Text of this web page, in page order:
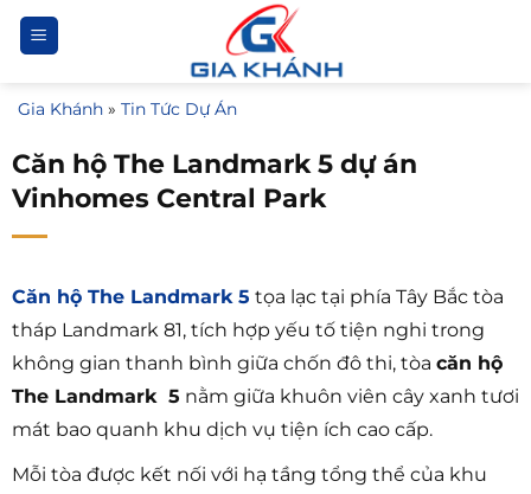
Bỏ
qua
dung
Gia Khánh » Tin Tức Dự Án
Căn hộ The Landmark 5 dự án
Vinhomes Central Park
Căn hộ The Landmark 5 tọa lạc tại phía Tây Bắc tòa
tháp Landmark 81, tích hợp yếu tố tiện nghi trong
không gian thanh bình giữa chốn đô thi, tòa căn hộ
The Landmark 5 nằm giữa khuôn viên cây xanh tươi
mát bao quanh khu dịch vụ tiện ích cao cấp.
Mỗi tòa được kết nối với hạ tầng tổng thể của khu